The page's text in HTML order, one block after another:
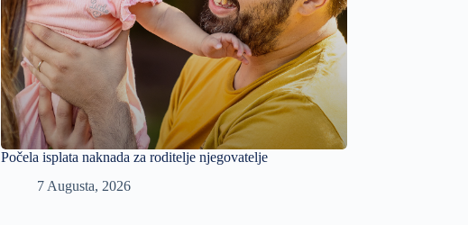
Počela isplata naknada za roditelje njegovatelje
7 Augusta, 2026